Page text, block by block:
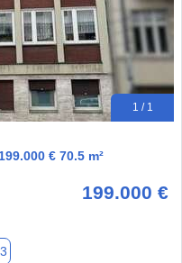
1 / 1
€ 70.5 m²
199.000 €